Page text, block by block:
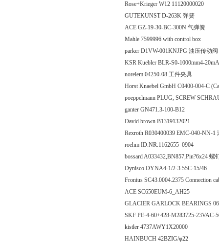
Rose+Krieger W12 11120000020
GUTEKUNST D-263K 弹簧
ACE GZ-19-30-BC-300N 气弹簧
Mahle 7599996 with control box
parker D1VW-001KNJPG 油压传动阀
KSR Kuebler BLR-S0-1000mm4-
norelem 04250-08 工件夹具
Horst Knaebel GmbH C0400-004-C
poeppelmann PLUG, SCREW
ganter GN471.3-100-B12
David brown B1319132021
Rexroth R030400039 EMC-040-NN-1
roehm ID.NR.1162655 0904
bossard A033432,BN857,Pin?6x24 螺
Dynisco DYNA4-1/2-3.55C-15/46
Fronius SC43.0004.2375 Connection
ACE SC650EUM-6_AH25
GLACIER GARLOCK BEARINGS
SKF PE-4-60+428-M283725-23VAC-
kistler 4737AWY1X20000
HAINBUCH 42BZIG/φ22